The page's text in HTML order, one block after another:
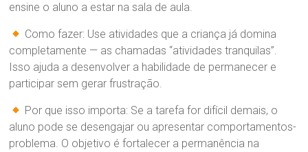
ensine o aluno a estar na sala de aula.
Como fazer: Use atividades que a criança já domina
completamente — as chamadas “atividades tranquilas”.
Isso ajuda a desenvolver a habilidade de permanecer e
participar sem gerar frustração.
Por que isso importa: Se a tarefa for difícil demais, o
aluno pode se desengajar ou apresentar comportamentos-
problema. O objetivo é fortalecer a permanência na